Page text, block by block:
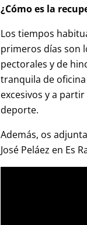
¿Cómo es la
Los tiempos
primeros días son
pectorales y de
tranquila de
excesivos y a
deporte.
Además, os
José Peláez en Es